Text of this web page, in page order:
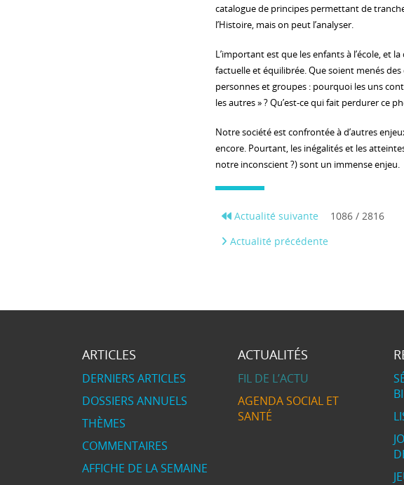
catalogue de principes permettant de
l’Histoire, mais on peut l’analyser.
L’important est que les enfants à l’école, et
factuelle et équilibrée. Que soient menés
personnes et groupes : pourquoi les uns
les autres » ? Qu’est-ce qui fait perdurer ce
Notre société est confrontée à d’autres
encore. Pourtant, les inégalités et les
notre inconscient ?) sont un immense enjeu.
Actualité suivante
1086 / 2816
Actualité précédente
ARTICLES
DERNIERS ARTICLES
DOSSIERS ANNUELS
THÈMES
COMMENTAIRES
AFFICHE DE LA SEMAINE
ACTUALITÉS
FIL DE L’ACTU
AGENDA SOCIAL ET
SANTÉ